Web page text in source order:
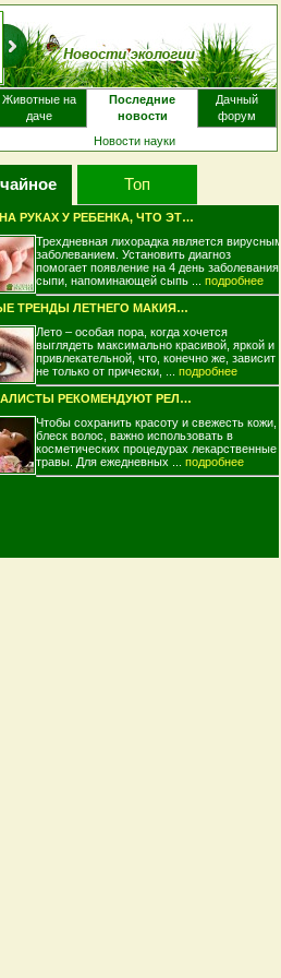
доза псилоцибина — психоактивного
видах галлюциногенных грибов, — может
мо...
Животные на
даче
Последние
новости
Дачный
форум
Новости науки
Топ
СЫПЬ НА РУКАХ У РЕБЕНКА, ЧТО ЭТО..
Трехдневная лихорадка является
заболеванием. Установить диагноз
помогает появление на 4 день заболевания
сыпи, напоминающей сыпь ...
подробнее
МОДНЫЕ ТРЕНДЫ ЛЕТНЕГО МАКИЯЖА ДЛЯ КАРИХ ..
Лето – особая пора, когда хочется
выглядеть максимально красивой, яркой и
привлекательной, что, конечно же, зависит
не только от прически, ...
подробнее
СПЕЦИАЛИСТЫ РЕКОМЕНДУЮТ РЕЛАКС ЦЕЛЕБНЫМИ..
Чтобы сохранить красоту и свежесть кожи,
блеск волос, важно использовать в
косметических процедурах лекарственные
травы. Для ежедневных ...
подробнее